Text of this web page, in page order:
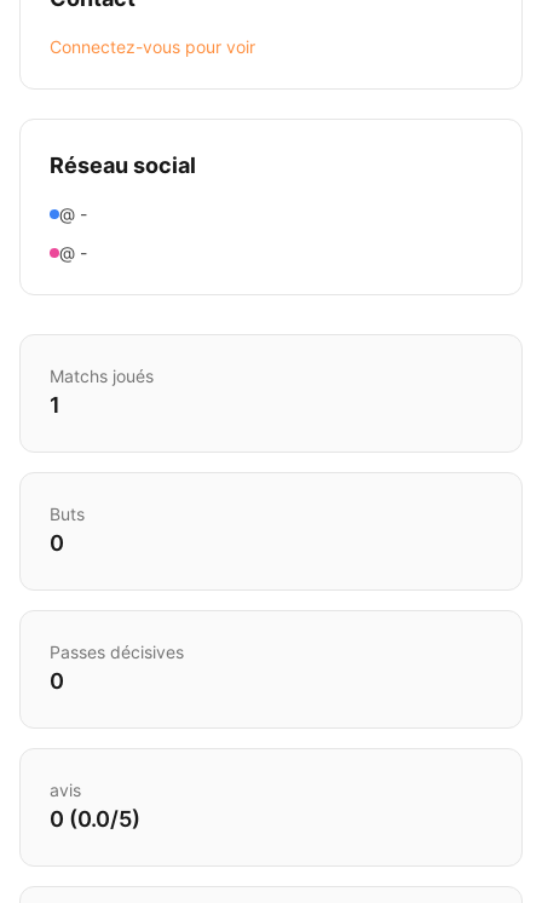
Connectez-vous pour voir
Réseau social
@ -
@ -
Matchs joués
1
Buts
0
Passes décisives
0
avis
0 (0.0/5)